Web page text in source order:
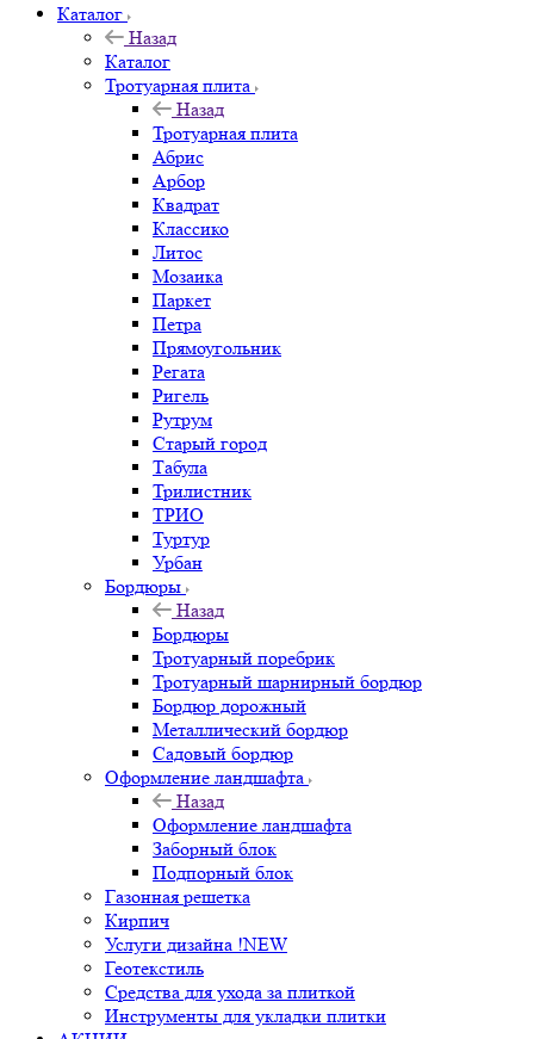
Каталог
Назад
Каталог
Тротуарная плита
Назад
Тротуарная плита
Абрис
Арбор
Квадрат
Классико
Литос
Мозаика
Паркет
Петра
Прямоугольник
Регата
Ригель
Рутрум
Старый город
Табула
Трилистник
ТРИО
Туртур
Урбан
Бордюры
Назад
Бордюры
Тротуарный поребрик
Тротуарный шарнирный бордюр
Бордюр дорожный
Металлический бордюр
Садовый бордюр
Оформление ландшафта
Назад
Оформление ландшафта
Заборный блок
Подпорный блок
Газонная решетка
Кирпич
Услуги дизайна !NEW
Геотекстиль
Средства для ухода за плиткой
Инструменты для укладки плитки